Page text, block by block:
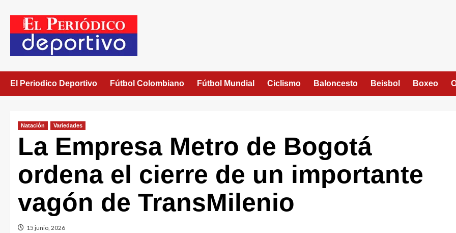
El Periodico Deportivo Fútbol Colombiano Fútbol Mundial Ciclismo Baloncesto Beisbol Boxeo
Natación Variedades
La Empresa Metro de Bogotá
ordena el cierre de un importante
vagón de TransMilenio
15 junio, 2026